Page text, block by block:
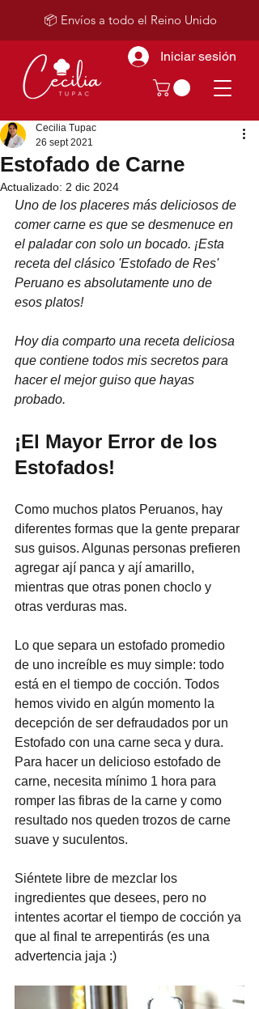
Iniciar sesión
📦 Envíos a todo el Reino Unido
Estofado de Carne
Cecilia Tupac
26 sept 2021
Actualizado: 2 dic 2024
Uno de los placeres más deliciosos de
comer carne es que se desmenuce en
el paladar con solo un bocado. ¡Esta
receta del clásico 'Estofado de Res'
Peruano es absolutamente uno de
esos platos!
Hoy dia comparto una receta deliciosa
que contiene todos mis secretos para
hacer el mejor guiso que hayas
probado.
¡El Mayor Error de los
Estofados!
Como muchos platos Peruanos, hay
diferentes formas que la gente preparar
sus guisos. Algunas personas prefieren
agregar ají panca y ají amarillo,
mientras que otras ponen choclo y
otras verduras mas.
Lo que separa un estofado promedio
de uno increíble es muy simple: todo
está en el tiempo de cocción. Todos
hemos vivido en algún momento la
decepción de ser defraudados por un
Estofado con una carne seca y dura.
Para hacer un delicioso estofado de
carne, necesita mínimo 1 hora para
romper las fibras de la carne y como
resultado nos queden trozos de carne
suave y suculentos.
Siéntete libre de mezclar los
ingredientes que desees, pero no
intentes acortar el tiempo de cocción ya
que al final te arrepentirás (es una
advertencia jaja :)